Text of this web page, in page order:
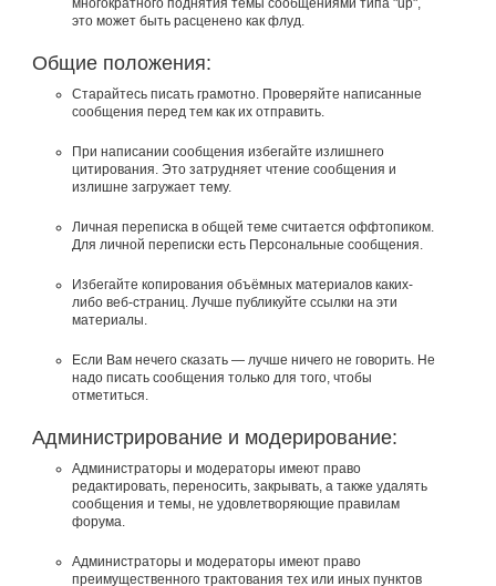
многократного поднятия темы сообщениями типа "up",
это может быть расценено как флуд.
Общие положения:
Старайтесь писать грамотно. Проверяйте написанные
сообщения перед тем как их отправить.
При написании сообщения избегайте излишнего
цитирования. Это затрудняет чтение сообщения и
излишне загружает тему.
Личная переписка в общей теме считается оффтопиком.
Для личной переписки есть Персональные сообщения.
Избегайте копирования объёмных материалов каких-
либо веб-страниц. Лучше публикуйте ссылки на эти
материалы.
Если Вам нечего сказать — лучше ничего не говорить. Не
надо писать сообщения только для того, чтобы
отметиться.
Администрирование и модерирование:
Администраторы и модераторы имеют право
редактировать, переносить, закрывать, а также удалять
сообщения и темы, не удовлетворяющие правилам
форума.
Администраторы и модераторы имеют право
преимущественного трактования тех или иных пунктов